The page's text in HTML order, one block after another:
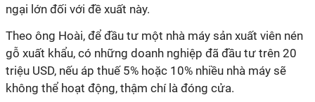
ngại lớn đối với đề xuất này.
Theo ông Hoài, để đầu tư một nhà máy sản xuất viên nén
gỗ xuất khẩu, có những doanh nghiệp đã đầu tư trên 20
triệu USD, nếu áp thuế 5% hoặc 10% nhiều nhà máy sẽ
không thể hoạt động, thậm chí là đóng cửa.